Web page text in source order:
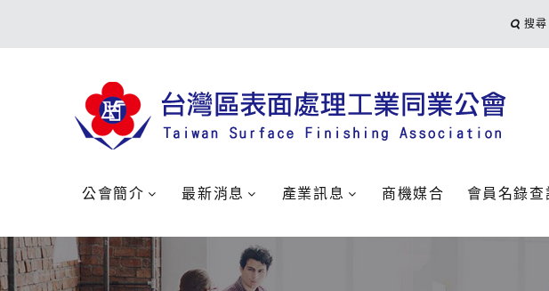
搜尋
公會簡介 最新消息 產業訊息 商機媒合 會員名錄查